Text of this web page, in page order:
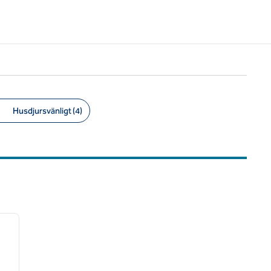
Husdjursvänligt (4)
nästa bild